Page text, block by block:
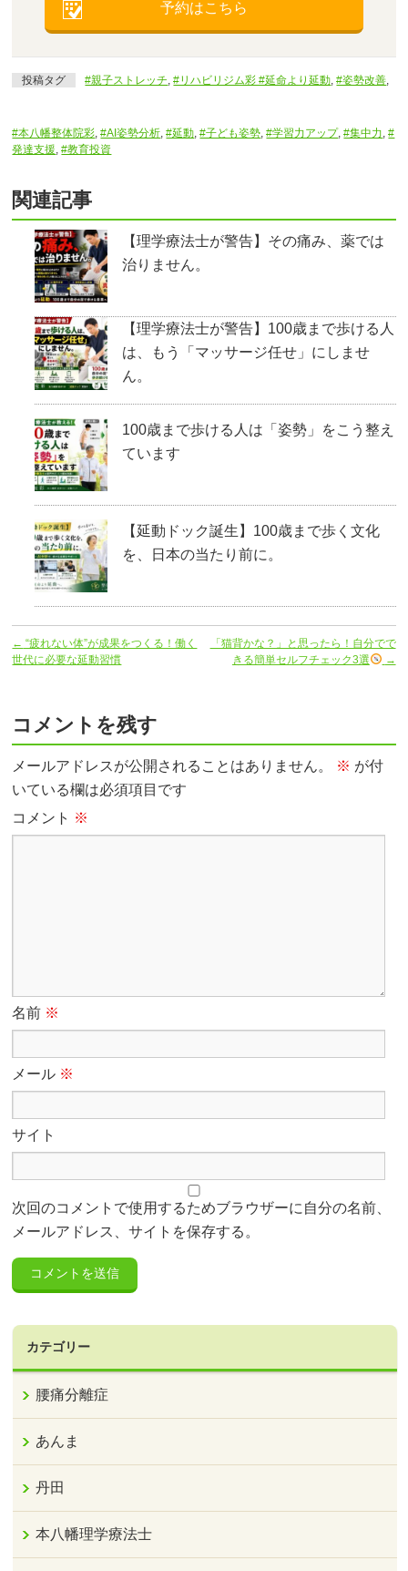
予約はこちら
投稿タグ #親子ストレッチ,#リハビリジム彩 #延命より延動,#姿勢改善,
#本八幡整体院彩,#AI姿勢分析,#延動,#子ども姿勢,#学習力アップ,#集中力,#
発達支援,#教育投資
関連記事
【理学療法士が警告】その痛み、薬では
治りません。
【理学療法士が警告】100歳まで歩ける人
は、もう「マッサージ任せ」にしませ
ん。
100歳まで歩ける人は「姿勢」をこう整え
ています
【延動ドック誕生】100歳まで歩く文化
を、日本の当たり前に。
← “疲れない体”が成果をつくる！働く
世代に必要な延動習慣
「猫背かな？」と思ったら！自分でで
きる簡単セルフチェック3選
→
コメントを残す
メールアドレスが公開されることはありません。 ※ が付
いている欄は必須項目です
コメント ※
名前 ※
メール ※
サイト
次回のコメントで使用するためブラウザーに自分の名前、
メールアドレス、サイトを保存する。
カテゴリー
腰痛分離症
あんま
丹田
本八幡理学療法士